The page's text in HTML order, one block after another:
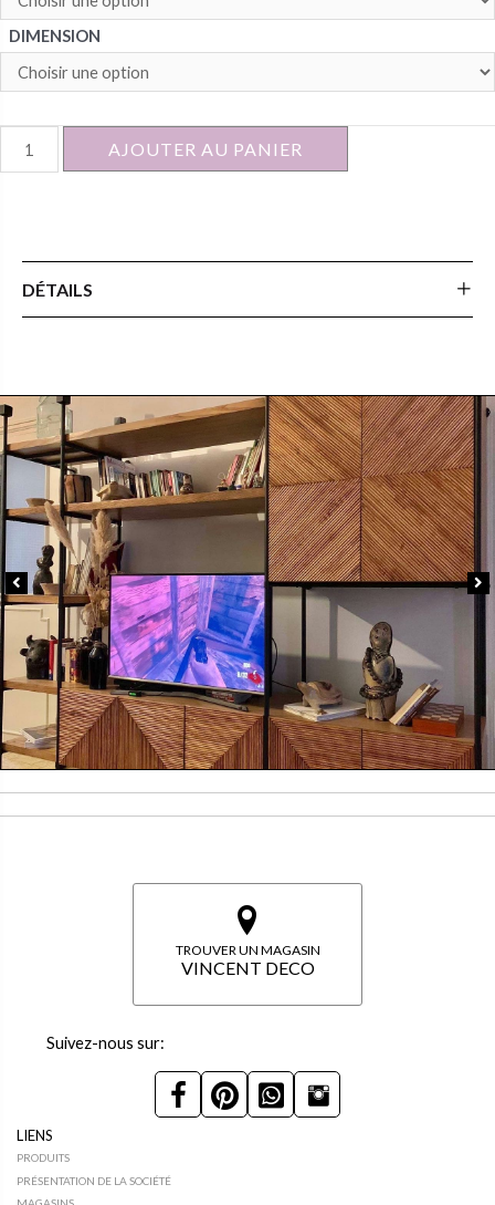
DIMENSION
AJOUTER AU PANIER
DÉTAILS
TROUVER UN MAGASIN
VINCENT DECO
Suivez-nous sur:
LIENS
PRODUITS
PRÉSENTATION DE LA SOCIÉTÉ